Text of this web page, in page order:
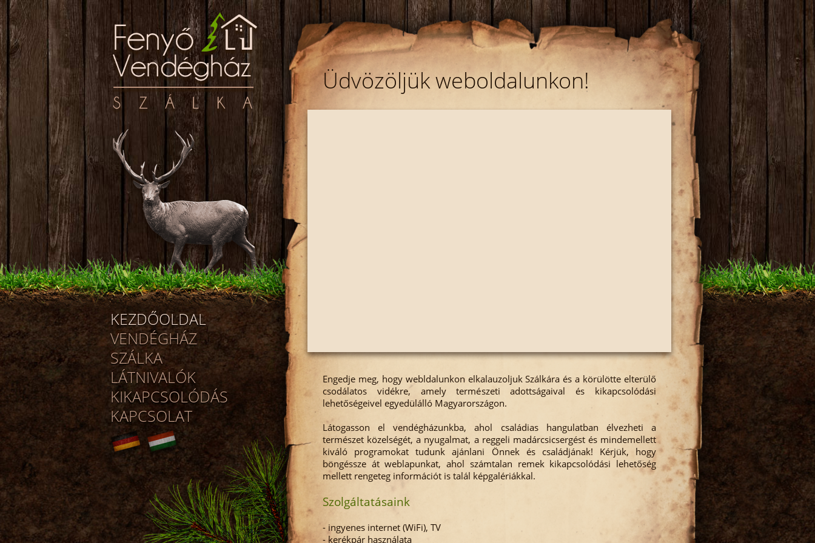
KEZDŐOLDAL
VENDÉGHÁZ
SZÁLKA
LÁTNIVALÓK
KIKAPCSOLÓDÁS
KAPCSOLAT
Üdvözöljük weboldalunkon!
Engedje meg, hogy webldalunkon elkalauzoljuk Szálkára és a körülötte elterülő
csodálatos vidékre, amely természeti adottságaival és kikapcsolódási
lehetőségeivel egyedülálló Magyarországon.
Látogasson el vendégházunkba, ahol családias hangulatban élvezheti a
természet közelségét, a nyugalmat, a reggeli madárcsicsergést és mindemellett
kiváló programokat tudunk ajánlani Önnek és családjának! Kérjük, hogy
böngéssze át weblapunkat, ahol számtalan remek kikapcsolódási lehetőség
mellett rengeteg információt is talál képgalériákkal.
Szolgáltatásaink
- ingyenes internet (WiFi), TV
- kerékpár használata